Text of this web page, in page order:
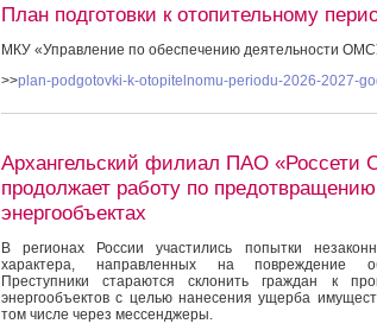
План подготовки к отопительному
МКУ «Управление по обеспечению деятельности
>>plan-podgotovki-k-otopitelnomu-periodu-2026-2027-
Архангельский филиал ПАО «Россети
продолжает работу по
энергообъектах
В регионах России участились попытки
характера, направленных на повреждение
Преступники стараются склонить граждан к
энергообъектов с целью нанесения ущерба
том числе через мессенджеры.